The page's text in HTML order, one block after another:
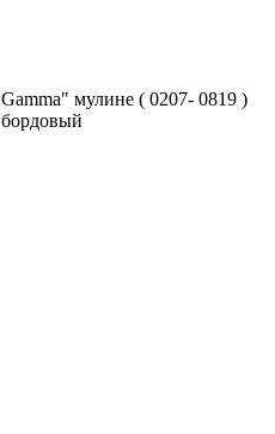
мулине ( 0207- 0819 )